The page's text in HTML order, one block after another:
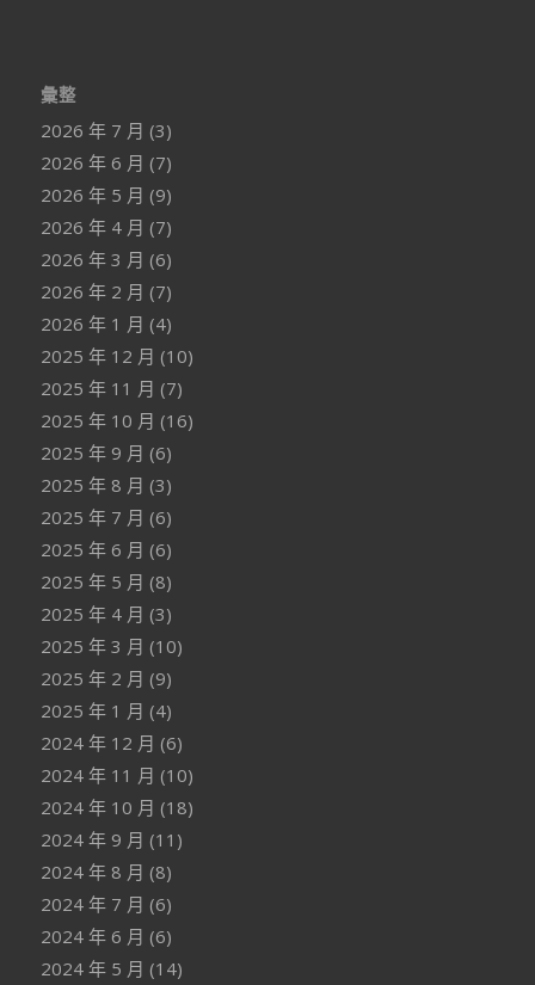
彙整
2026 年 7 月 (3)
2026 年 6 月 (7)
2026 年 5 月 (9)
2026 年 4 月 (7)
2026 年 3 月 (6)
2026 年 2 月 (7)
2026 年 1 月 (4)
2025 年 12 月 (10)
2025 年 11 月 (7)
2025 年 10 月 (16)
2025 年 9 月 (6)
2025 年 8 月 (3)
2025 年 7 月 (6)
2025 年 6 月 (6)
2025 年 5 月 (8)
2025 年 4 月 (3)
2025 年 3 月 (10)
2025 年 2 月 (9)
2025 年 1 月 (4)
2024 年 12 月 (6)
2024 年 11 月 (10)
2024 年 10 月 (18)
2024 年 9 月 (11)
2024 年 8 月 (8)
2024 年 7 月 (6)
2024 年 6 月 (6)
2024 年 5 月 (14)